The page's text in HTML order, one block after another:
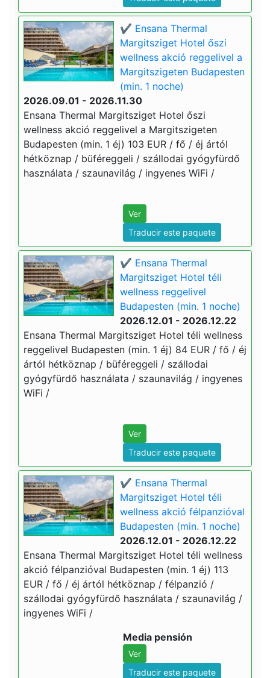
✔️ Ensana Thermal
Margitsziget Hotel őszi
wellness akció reggelivel a
Margitszigeten Budapesten
(min. 1 noche)
2026.09.01 - 2026.11.30
Ensana Thermal Margitsziget Hotel őszi
wellness akció reggelivel a Margitszigeten
Budapesten (min. 1 éj) 103 EUR / fő / éj ártól
hétköznap / büféreggeli / szállodai gyógyfürdő
használata / szaunavilág / ingyenes WiFi /
Ver
Traducir este paquete
✔️ Ensana Thermal
Margitsziget Hotel téli
wellness reggelivel
Budapesten (min. 1 noche)
2026.12.01 - 2026.12.22
Ensana Thermal Margitsziget Hotel téli wellness
reggelivel Budapesten (min. 1 éj) 84 EUR / fő / éj
ártól hétköznap / büféreggeli / szállodai
gyógyfürdő használata / szaunavilág / ingyenes
WiFi /
Ver
Traducir este paquete
✔️ Ensana Thermal
Margitsziget Hotel téli
wellness akció félpanzióval
Budapesten (min. 1 noche)
2026.12.01 - 2026.12.22
Ensana Thermal Margitsziget Hotel téli wellness
akció félpanzióval Budapesten (min. 1 éj) 113
EUR / fő / éj ártól hétköznap / félpanzió /
szállodai gyógyfürdő használata / szaunavilág /
ingyenes WiFi /
Media pensión
Ver
Traducir este paquete